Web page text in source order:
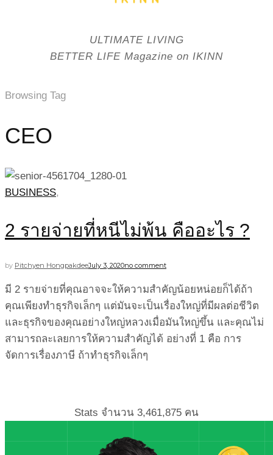
ULTIMATE LIVING
BETTER LIFE Magazine on IKINN
Browsing Tag
CEO
BUSINESS,
2 รายจ่ายที่หนีไม่พ้น คืออะไร ?
by Pitchyen HongpakdeeJuly 3, 2020no comment
มี 2 รายจ่ายที่คุณอาจจะให้ความสำคัญน้อยหน่อยก็ได้ถ้า
คุณเพียงทำธุรกิจเล็กๆ แต่มันจะเป็นเรื่องใหญ่ที่มีผลต่อชีวิต
และธุรกิจของคุณอย่างใหญ่หลวงเมื่อมันใหญ่ขึ้น และคุณไม่
สามารถละเลยการให้ความสำคัญได้ อย่างที่ 1 คือ การ
จัดการเรื่องภาษี ถ้าทำธุรกิจเล็กๆ
Stats จำนวน 3,461,875 คน